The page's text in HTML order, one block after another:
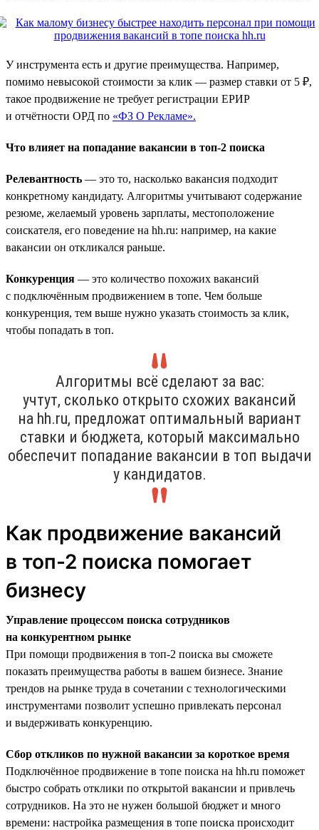
У инструмента есть и другие преимущества. Например,
помимо невысокой стоимости за клик — размер ставки от 5 ₽,
такое продвижение не требует регистрации ЕРИР
и отчётности ОРД по «ФЗ О Рекламе».
Что влияет на попадание вакансии в топ-2 поиска
Релевантность — это то, насколько вакансия подходит
конкретному кандидату. Алгоритмы учитывают содержание
резюме, желаемый уровень зарплаты, местоположение
соискателя, его поведение на hh.ru: например, на какие
вакансии он откликался раньше.
Конкуренция — это количество похожих вакансий
с подключённым продвижением в топе. Чем больше
конкуренция, тем выше нужно указать стоимость за клик,
чтобы попадать в топ.
Алгоритмы всё сделают за вас:
учтут, сколько открыто схожих вакансий
на hh.ru, предложат оптимальный вариант
ставки и бюджета, который максимально
обеспечит попадание вакансии в топ выдачи
у кандидатов.
Как продвижение вакансий
в топ-2 поиска помогает
бизнесу
Управление процессом поиска сотрудников
на конкурентном рынке
При помощи продвижения в топ-2 поиска вы сможете
показать преимущества работы в вашем бизнесе. Знание
трендов на рынке труда в сочетании с технологическими
инструментами позволит успешно привлекать персонал
и выдерживать конкуренцию.
Сбор откликов по нужной вакансии за короткое время
Подключённое продвижение в топе поиска на hh.ru поможет
быстро собрать отклики по открытой вакансии и привлечь
сотрудников. На это не нужен большой бюджет и много
времени: настройка размещения в топе поиска происходит